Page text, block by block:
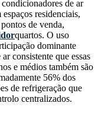
de ar
residenciais,
de venda,
quartos. O uso
dominante
consistente que essas
e médios também são
56% dos
de refrigeração que
centralizados.